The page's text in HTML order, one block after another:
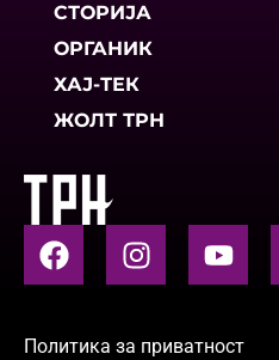
СТОРИЈА
ОРГАНИК
ХАЈ-ТЕК
ЖОЛТ ТРН
Политика за приватност